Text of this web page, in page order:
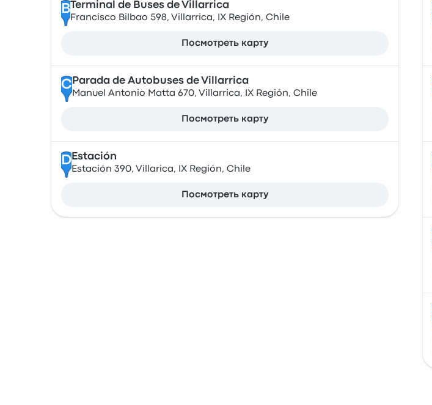
B Terminal de Buses de Villarrica
Francisco Bilbao 598, Villarrica, IX Región, Chile
Посмотреть карту
CParada de Autobuses de Villarrica
Manuel Antonio Matta 670, Villarrica, IX Región, Chile
Посмотреть карту
DEstación
Estación 390, Villarica, IX Región, Chile
Посмотреть карту